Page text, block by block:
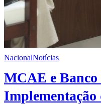
NacionalNotícias
MCAE e
Implementação